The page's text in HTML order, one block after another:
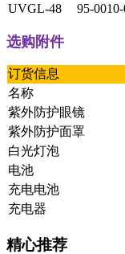
UVGL-48 95-0010-
选购附件
订货信息
名称
紫外防护眼镜
紫外防护面罩
白光灯泡
电池
充电电池
充电器
精心推荐